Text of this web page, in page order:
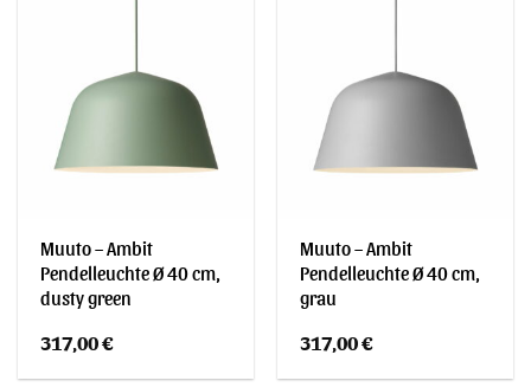
Muuto – Ambit
Pendelleuchte Ø 40 cm,
dusty green
317,00€
Muuto – Ambit
Pendelleuchte Ø 40 cm,
grau
317,00€